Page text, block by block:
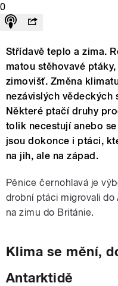
0
Střídavě teplo a zima.
matou stěhovavé
zimovišť. Změna
nezávislých vědeckých
Některé ptačí druhy
tolik necestují anebo
jsou dokonce i ptáci,
na jih, ale na západ.
Pěnice černohlavá je
drobní ptáci migrovali
na zimu do Británie.
Klima se mění,
Antarktidě